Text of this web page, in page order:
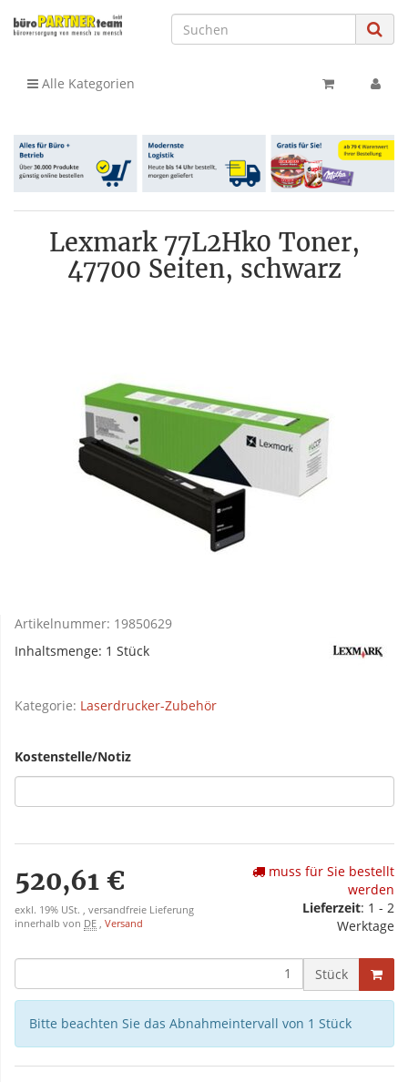
Alle Kategorien
Lexmark 77L2Hk0 Toner,
47700 Seiten, schwarz
Artikelnummer: 19850629
Inhaltsmenge: 1 Stück
Kategorie: Laserdrucker-Zubehör
Kostenstelle/Notiz
520,61 €
exkl. 19% USt. , versandfreie Lieferung
innerhalb von DE , Versand
muss für Sie bestellt
werden
Lieferzeit: 1 - 2
Werktage
Stück
Bitte beachten Sie das Abnahmeintervall von 1 Stück